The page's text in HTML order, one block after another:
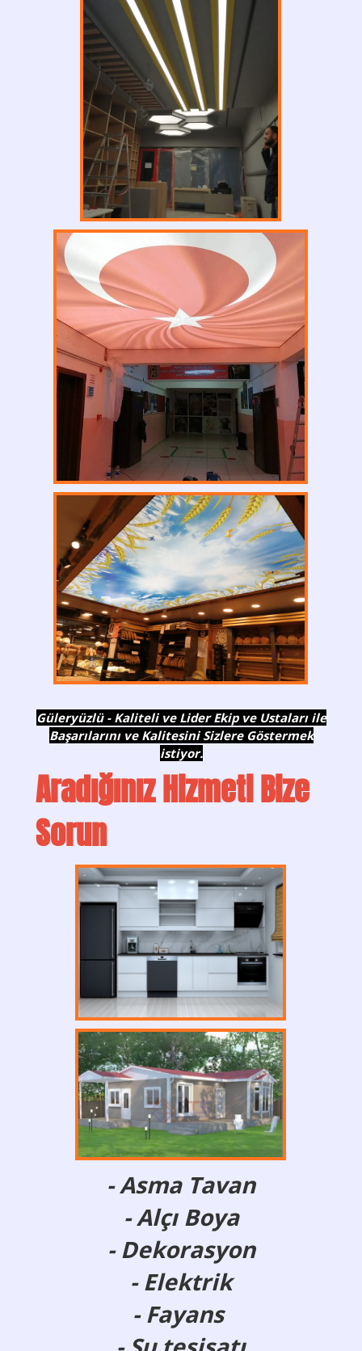
Güleryüzlü - Kaliteli ve Lider Ekip ve Ustaları ile
Başarılarını ve Kalitesini Sizlere Göstermek
istiyor.
Aradığınız Hizmeti Bize
Sorun
- Asma Tavan
- Alçı Boya
- Dekorasyon
- Elektrik
- Fayans